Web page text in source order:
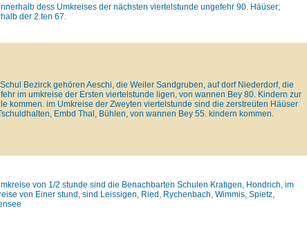
dess Umkreises der nächsten viertelstunde ungefehr 90. Häüser;
der 2.ten 67.
Bezirck gehören Aeschi, die Weiler Sandgruben, auf dorf Niederdorf, die
im umkreise der Ersten viertelstunde ligen, von wannen Bey 80. Kindern zur
kommen. im Umkreise der Zweyten viertelstunde sind die zerstreüten Häüser
Embd Thal, Bühlen, von wannen Bey 55. kindern kommen.
von 1/2 stunde sind die Benachbarten Schulen Kratigen, Hondrich, im
von Einer stund, sind Leissigen, Ried, Rychenbach, Wimmis, Spietz,